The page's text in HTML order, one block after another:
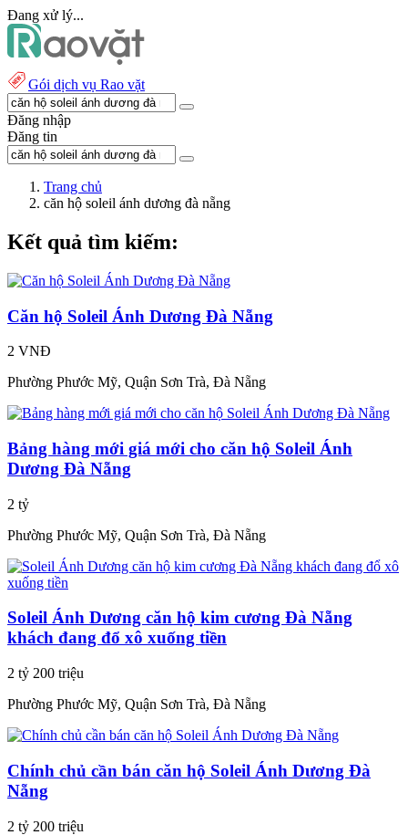
Đang xử lý...
Gói dịch vụ Rao vặt
Đăng nhập
Đăng tin
Trang chủ
căn hộ soleil ánh dương đà nẵng
Kết quả tìm kiếm:
Căn hộ Soleil Ánh Dương Đà Nẵng
2 VNĐ
Phường Phước Mỹ, Quận Sơn Trà, Đà Nẵng
Bảng hàng mới giá mới cho căn hộ Soleil Ánh
Dương Đà Nẵng
2 tỷ
Phường Phước Mỹ, Quận Sơn Trà, Đà Nẵng
Soleil Ánh Dương căn hộ kim cương Đà Nẵng
khách đang đổ xô xuống tiền
2 tỷ 200 triệu
Phường Phước Mỹ, Quận Sơn Trà, Đà Nẵng
Chính chủ cần bán căn hộ Soleil Ánh Dương Đà
Nẵng
2 tỷ 200 triệu